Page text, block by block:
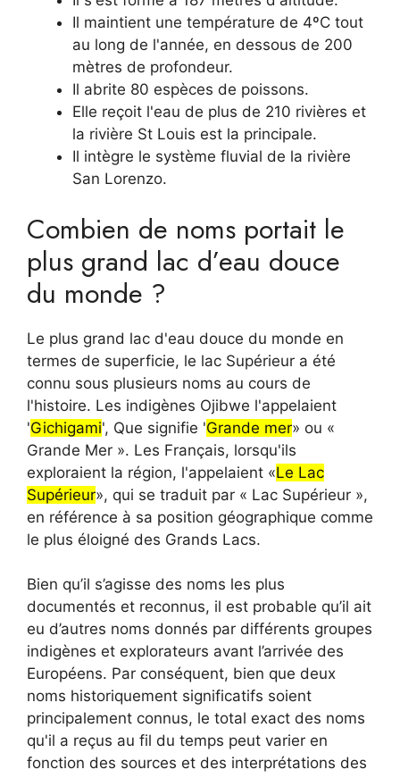
Il maintient une température de 4ºC tout
au long de l'année, en dessous de 200
mètres de profondeur.
Il abrite 80 espèces de poissons.
Elle reçoit l'eau de plus de 210 rivières et
la rivière St Louis est la principale.
Il intègre le système fluvial de la rivière
San Lorenzo.
Combien de noms portait le
plus grand lac d’eau douce
du monde ?
Le plus grand lac d'eau douce du monde en
termes de superficie, le lac Supérieur a été
connu sous plusieurs noms au cours de
l'histoire. Les indigènes Ojibwe l'appelaient
'Gichigami', Que signifie 'Grande mer» ou «
Grande Mer ». Les Français, lorsqu'ils
exploraient la région, l'appelaient «Le Lac
Supérieur», qui se traduit par « Lac Supérieur »,
en référence à sa position géographique comme
le plus éloigné des Grands Lacs.
Bien qu’il s’agisse des noms les plus
documentés et reconnus, il est probable qu’il ait
eu d’autres noms donnés par différents groupes
indigènes et explorateurs avant l’arrivée des
Européens. Par conséquent, bien que deux
noms historiquement significatifs soient
principalement connus, le total exact des noms
qu'il a reçus au fil du temps peut varier en
fonction des sources et des interprétations des